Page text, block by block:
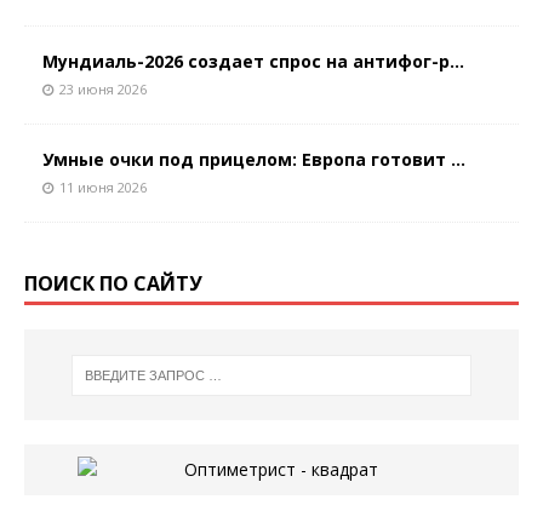
Мундиаль-2026 создает спрос на антифог-р...
23 июня 2026
Умные очки под прицелом: Европа готовит ...
11 июня 2026
ПОИСК ПО САЙТУ